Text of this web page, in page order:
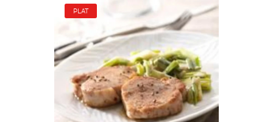
PLAT